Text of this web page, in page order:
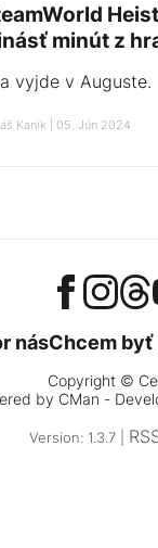
minút z
vyjde v Auguste.
Kanik | 05. Jún 2024
násChcem
Copyright ©
by CMan -
Version: 1.3.7 |